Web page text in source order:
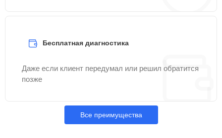
Бесплатная диагностика
Даже если клиент передумал или решил обратится
позже
Все преимущества